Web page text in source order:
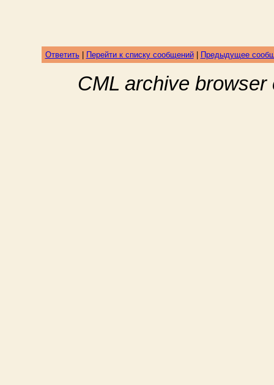
Ответить| Перейти к списку сообщений| Предыдущее
CML archive